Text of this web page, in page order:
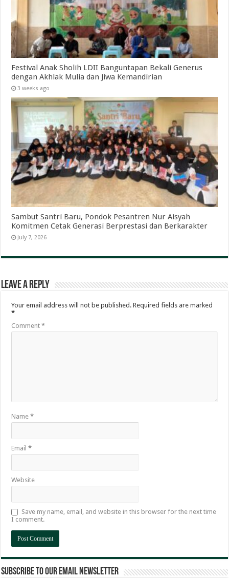
Festival Anak Sholih LDII Banguntapan Bekali Generus
dengan Akhlak Mulia dan Jiwa Kemandirian
3 weeks ago
Sambut Santri Baru, Pondok Pesantren Nur Aisyah
Komitmen Cetak Generasi Berprestasi dan Berkarakter
July 7, 2026
Leave a Reply
Your email address will not be published. Required fields are marked
*
Comment*
Name*
Email*
Website
Save my name, email, and website in this browser for the next time
I comment.
Subscribe to our email newsletter